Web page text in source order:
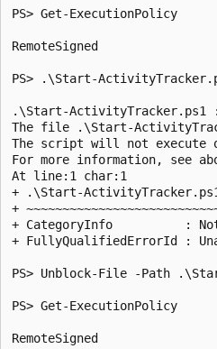
PS> Get-ExecutionPolicy
RemoteSigned
PS> .\Start-
.\Start-ActivityTracker.ps1
The file .\Start-
The script will not execute
For more information, see
At line:1 char:1
+ .\Start-
+
+ CategoryInfo          :
+ FullyQualifiedErrorId :
PS> Unblock-File -Path
PS> Get-ExecutionPolicy
RemoteSigned